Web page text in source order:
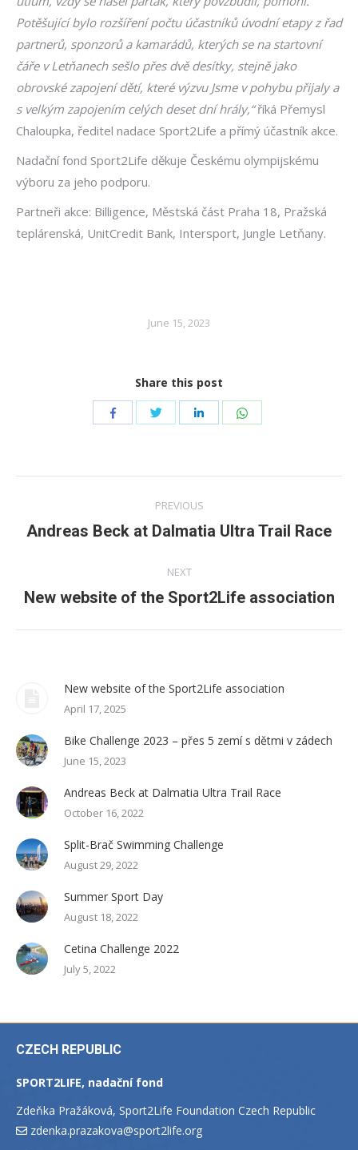
Potěšující bylo rozšíření počtu účastníků úvodní etapy z řad
partnerů, sponzorů a kamarádů, kterých se na startovní
čáře v Letňanech sešlo přes dvě desítky, stejně jako
obrovské zapojení dětí, které výzvu Jsme v pohybu přijaly a
s velkým zapojením celých deset dní hrály,“říká Přemysl
Chaloupka, ředitel nadace Sport2Life a přímý účastník akce.
Nadační fond Sport2Life děkuje Českému olympijskému
výboru za jeho podporu.
Partneři akce: Billigence, Městská část Praha 18, Pražská
teplárenská, UnitCredit Bank, Intersport, Jungle Letňany.
June 15, 2023
Share this post
Share
Share
navigation
PREVIOUS
Previous
Andreas Beck at Dalmatia Ultra Trail Race
NEXT
Next
New website of the Sport2Life association
New website of the Sport2Life association
April 17, 2025
Bike Challenge 2023 – přes 5 zemí s dětmi v zádech
June 15, 2023
Andreas Beck at Dalmatia Ultra Trail Race
October 16, 2022
Split-Brač Swimming Challenge
August 29, 2022
Summer Sport Day
August 18, 2022
Cetina Challenge 2022
July 5, 2022
CZECH REPUBLIC
SPORT2LIFE, nadační fond
Zdeňka Pražáková, Sport2Life Foundation Czech Republic
zdenka.prazakova@sport2life.org